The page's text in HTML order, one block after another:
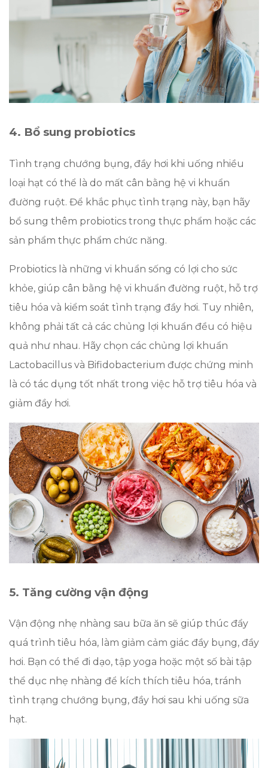
4. Bổ sung probiotics
Tình trạng chướng bụng, đầy hơi khi uống nhiều
loại hạt có thể là do mất cân bằng hệ vi khuẩn
đường ruột. Để khắc phục tình trạng này, bạn hãy
bổ sung thêm probiotics trong thực phẩm hoặc các
sản phẩm thực phẩm chức năng.
Probiotics là những vi khuẩn sống có lợi cho sức
khỏe, giúp cân bằng hệ vi khuẩn đường ruột, hỗ trợ
tiêu hóa và kiểm soát tình trạng đầy hơi. Tuy nhiên,
không phải tất cả các chủng lợi khuẩn đều có hiệu
quả như nhau. Hãy chọn các chủng lợi khuẩn
Lactobacillus và Bifidobacterium được chứng minh
là có tác dụng tốt nhất trong việc hỗ trợ tiêu hóa và
giảm đầy hơi.
5. Tăng cường vận động
Vận động nhẹ nhàng sau bữa ăn sẽ giúp thúc đẩy
quá trình tiêu hóa, làm giảm cảm giác đầy bụng, đầy
hơi. Bạn có thể đi dạo, tập yoga hoặc một số bài tập
thể dục nhẹ nhàng để kích thích tiêu hóa, tránh
tình trạng chướng bụng, đầy hơi sau khi uống sữa
hạt.